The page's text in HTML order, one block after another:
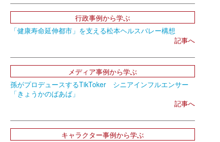
行政事例から学ぶ
「健康寿命延伸都市」を支える松本ヘルスバレー構想
記事へ
メディア事例から学ぶ
孫がプロデュースするTikToker シニアインフルエンサー
「きょうかのばあば」
記事へ
キャラクター事例から学ぶ